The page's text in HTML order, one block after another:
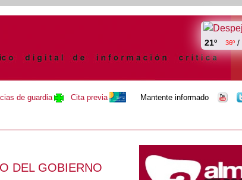
21º 36º /
de guardia Cita previa Mantente informado
DEL GOBIERNO